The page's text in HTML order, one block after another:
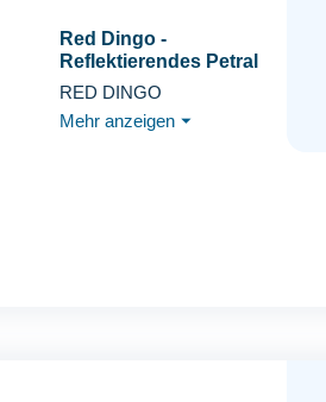
Red Dingo -
Reflektierendes Petral
RED DINGO
Mehr anzeigen ⏷